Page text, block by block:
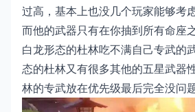
过高，基本上也没几个玩家能够考
而他的武器只有在你抽到所有命座
白龙形态的杜林吃不满自己专武的
态的杜林又有很多其他的五星武器
林的专武放在优先级最后完全没问题